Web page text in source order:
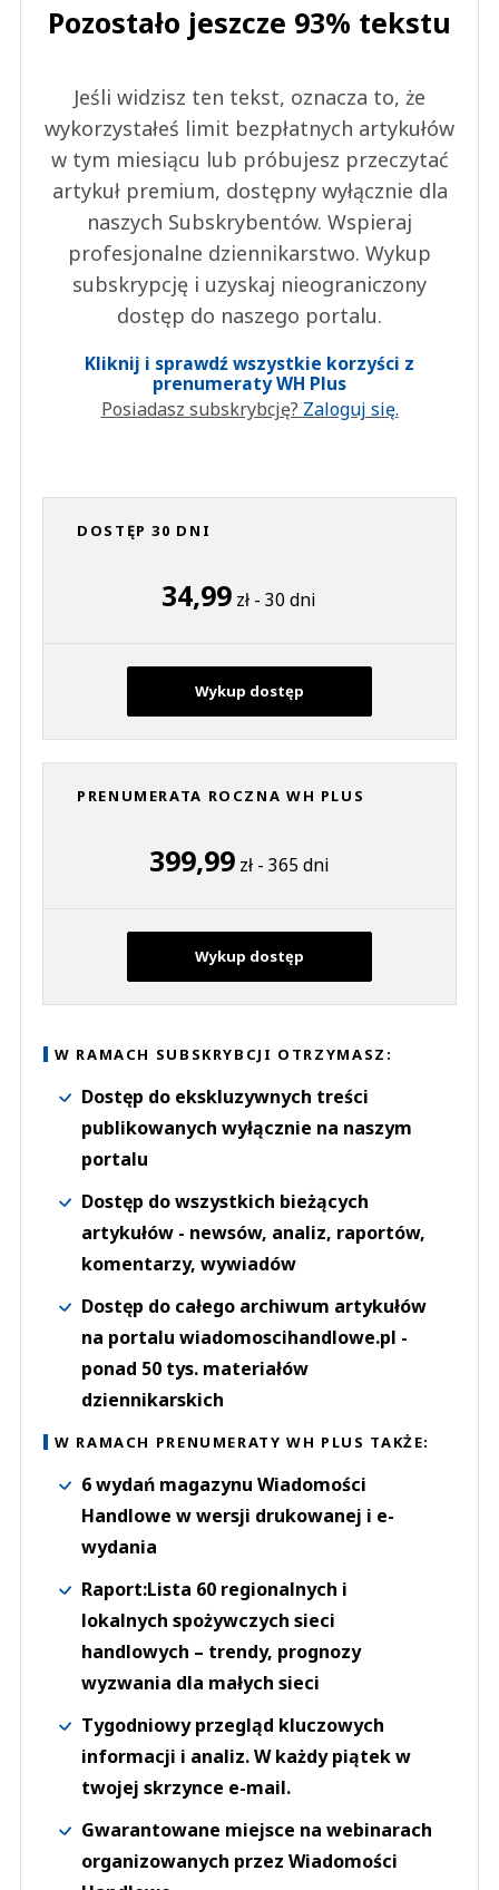
Pozostało jeszcze 93% tekstu
Jeśli widzisz ten tekst, oznacza to, że
wykorzystałeś limit bezpłatnych artykułów
w tym miesiącu lub próbujesz przeczytać
artykuł premium, dostępny wyłącznie dla
naszych Subskrybentów. Wspieraj
profesjonalne dziennikarstwo. Wykup
subskrypcję i uzyskaj nieograniczony
dostęp do naszego portalu.
Kliknij i sprawdź wszystkie korzyści z
prenumeraty WH Plus
Posiadasz subskrybcję? Zaloguj się.
DOSTĘP 30 DNI
34,99 zł - 30 dni
Wykup dostęp
PRENUMERATA ROCZNA WH PLUS
399,99zł - 365 dni
Wykup dostęp
W RAMACH SUBSKRYBCJI OTRZYMASZ:
Dostęp do ekskluzywnych treści
publikowanych wyłącznie na naszym
portalu
Dostęp do wszystkich bieżących
artykułów - newsów, analiz, raportów,
komentarzy, wywiadów
Dostęp do całego archiwum artykułów
na portalu wiadomoscihandlowe.pl -
ponad 50 tys. materiałów
dziennikarskich
W RAMACH PRENUMERATY WH PLUS TAKŻE:
6 wydań magazynu Wiadomości
Handlowe w wersji drukowanej i e-
wydania
Raport:Lista 60 regionalnych i
lokalnych spożywczych sieci
handlowych – trendy, prognozy
wyzwania dla małych sieci
Tygodniowy przegląd kluczowych
informacji i analiz. W każdy piątek w
twojej skrzynce e-mail.
Gwarantowane miejsce na webinarach
organizowanych przez Wiadomości